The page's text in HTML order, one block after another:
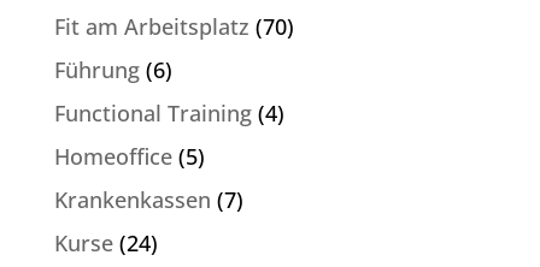
Fit am Arbeitsplatz (70)
Führung(6)
Functional Training(4)
Homeoffice(5)
Krankenkassen (7)
Kurse(24)